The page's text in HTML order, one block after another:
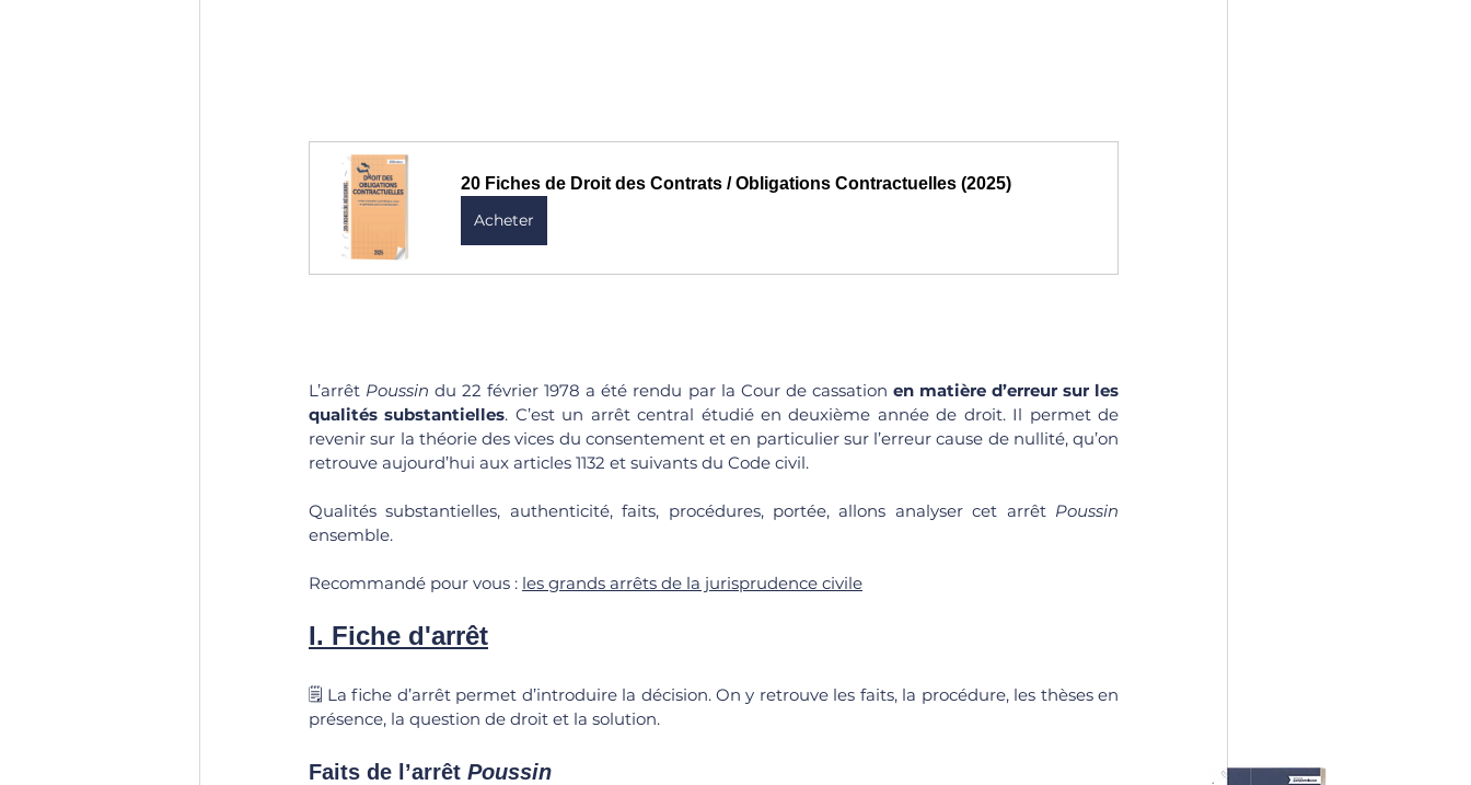
20 Fiches de Droit des Contrats / Obligations Contractuelles (2025)
Acheter
L’arrêt Poussin du 22 février 1978 a été rendu par la Cour de cassation en matière d’erreur sur les
qualités substantielles. C’est un arrêt central étudié en deuxième année de droit. Il permet de
revenir sur la théorie des vices du consentement et en particulier sur l’erreur cause de nullité, qu’on
retrouve aujourd’hui aux articles 1132 et suivants du Code civil.
Qualités substantielles, authenticité, faits, procédures, portée, allons analyser cet arrêt
ensemble.
Recommandé pour vous : les grands arrêts de la jurisprudence civile
I. Fiche d'arrêt
🗒️ La fiche d’arrêt permet d’introduire la décision. On y retrouve les faits, la procédure, les thèses en
présence, la question de droit et la solution.
Faits de l’arrêt Poussin